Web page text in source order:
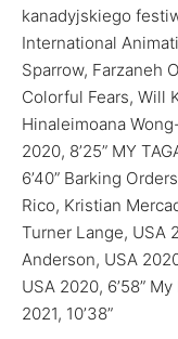
kanadyjskiego
International
Sparrow, Farzaneh
Colorful Fears, Will
Hinaleimoana
2020, 8’25” MY
6’40” Barking
Rico, Kristian
Turner Lange, USA
Anderson, USA
USA 2020, 6’58”
2021, 10’38”